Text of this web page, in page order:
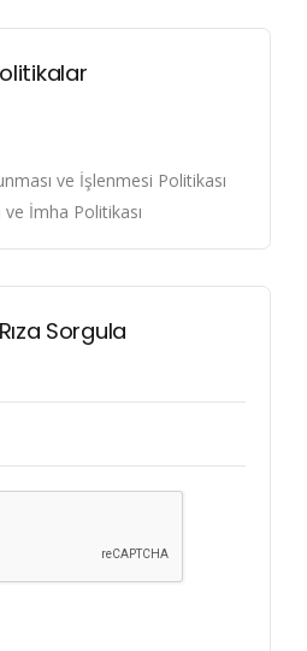
ve İşlenmesi Politikası
İmha Politikası
Sorgula